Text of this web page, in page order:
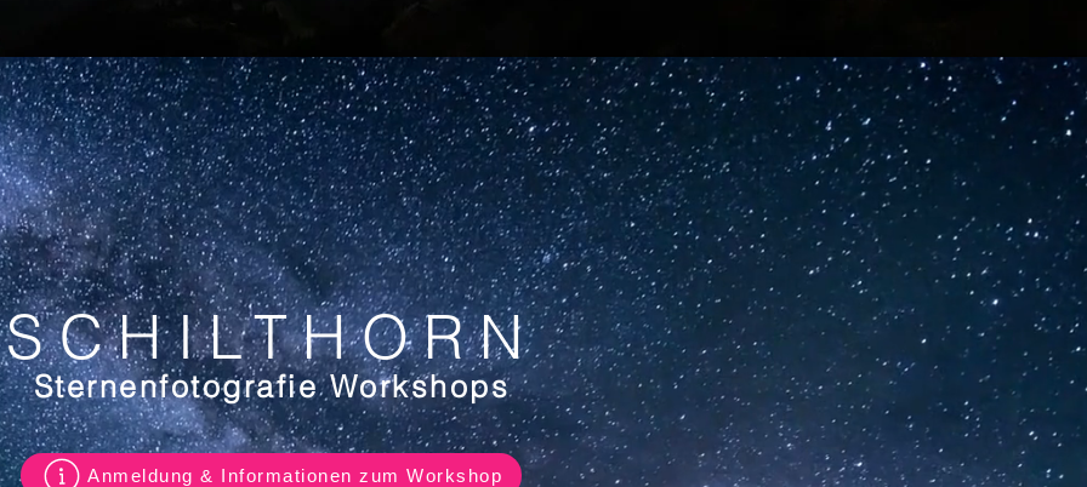
SCHILTHORN
Sternenfotografie Workshops
Anmeldung & Informationen zum Workshop